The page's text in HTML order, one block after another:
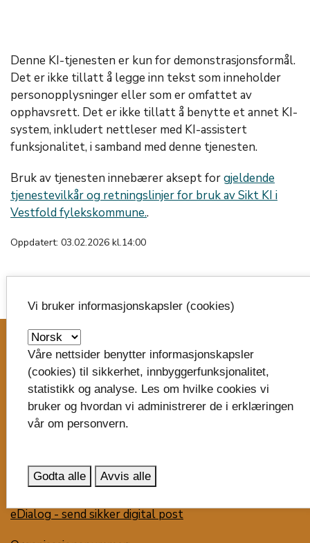
Denne KI-tjenesten er kun for demonstrasjonsformål.
Det er ikke tillatt å legge inn tekst som inneholder
personopplysninger eller som er omfattet av
opphavsrett. Det er ikke tillatt å benytte et annet KI-
system, inkludert nettleser med KI-assistert
funksjonalitet, i samband med denne tjenesten.
Bruk av tjenesten innebærer aksept forgjeldende
tjenestevilkår og retningslinjer for bruk av Sikt KI i
Vestfold fylekskommune..
Oppdatert: 03.02.2026 kl.14:00
Skriv til oss
Vestfold fylkeskommune
Postboks 1213
post@vestfoldfylke.no
eDialog - send sikker digital post
Vi bruker informasjonskapsler (cookies)
Våre nettsider benytter informasjonskapsler
(cookies) til sikkerhet, innbyggerfunksjonalitet,
statistikk og analyse. Les om hvilke cookies vi
bruker og hvordan vi administrerer de i erklæringen
vår om personvern.
Godta alle Avvis alle